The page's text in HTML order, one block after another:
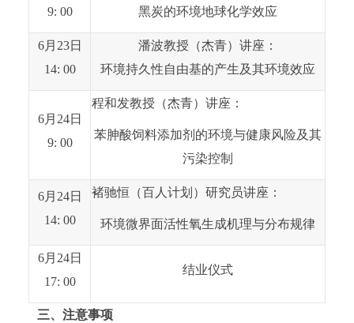
9: 00
黑炭的环境地球化学效应
6月23日
14: 00
潘波教授（杰青）讲座：
环境持久性自由基的产生及其环境效应
6月24日
9: 00
程和发教授（杰青）讲座：
苯胂酸饲料添加剂的环境与健康风险及其
污染控制
6月24日
14: 00
褚驰恒（百人计划）研究员讲座：
环境微界面活性氧生成机理与分布规律
6月24日
1 7: 00
结业仪式
三、注意事项